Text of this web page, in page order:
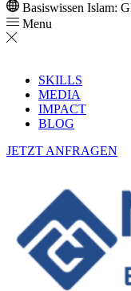
Basiswissen Islam:
Menu
SKILLS
MEDIA
IMPACT
BLOG
JETZT ANFRAGEN